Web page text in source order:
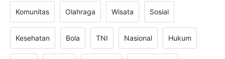
Komunitas Olahraga Wisata Sosial
Kesehatan Bola TNI Nasional Hukum